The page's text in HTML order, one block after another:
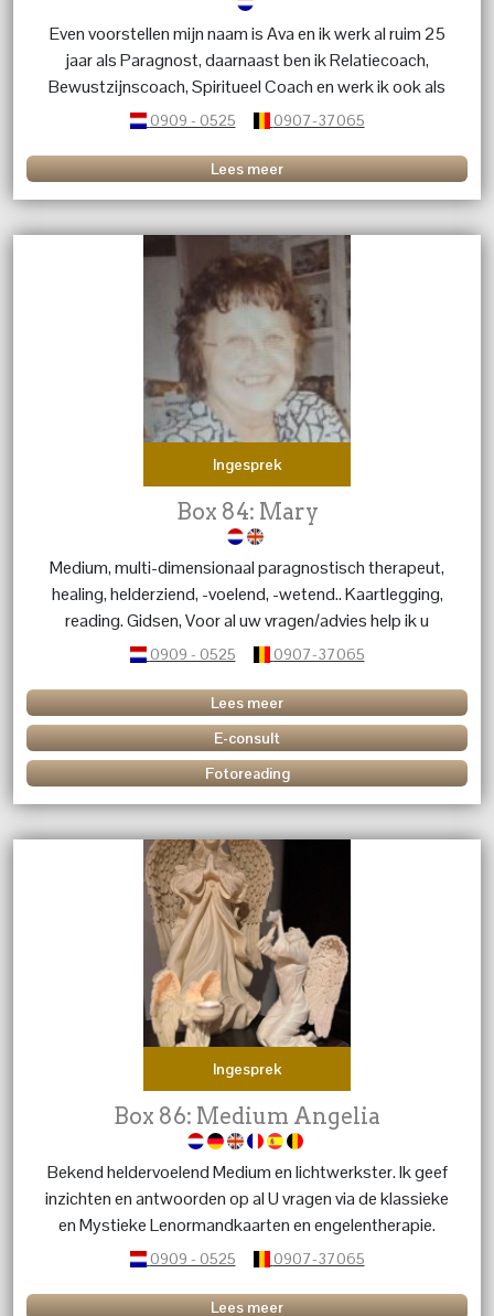
Even voorstellen mijn naam is Ava en ik werk al ruim 25
jaar als Paragnost, daarnaast ben ik Relatiecoach,
Bewustzijnscoach, Spiritueel Coach en werk ik ook als
healer d.m.v zingen. Ik ben helder voelend en helder
0909 - 0525 0907-37065
Lees meer
Ingesprek
Box 84: Mary
Medium, multi-dimensionaal paragnostisch therapeut,
healing, helderziend, -voelend, -wetend.. Kaartlegging,
reading. Gidsen, Voor al uw vragen/advies help ik u
graag verder.
0909 - 0525 0907-37065
Lees meer
E-consult
Fotoreading
Ingesprek
Box 86: Medium Angelia
Bekend heldervoelend Medium en lichtwerkster. Ik geef
inzichten en antwoorden op al U vragen via de klassieke
en Mystieke Lenormandkaarten en engelentherapie.
0909 - 0525 0907-37065
Lees meer